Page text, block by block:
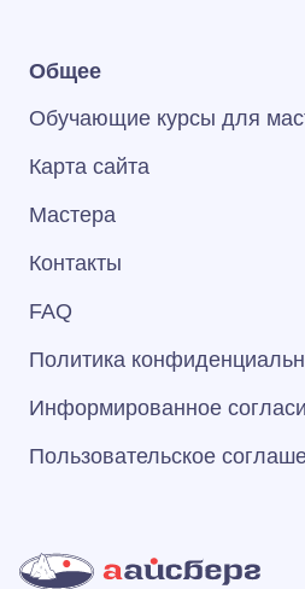
Общее
Обучающие курсы для
Карта сайта
Мастера
Контакты
FAQ
Политика
Информированное
Пользовательское